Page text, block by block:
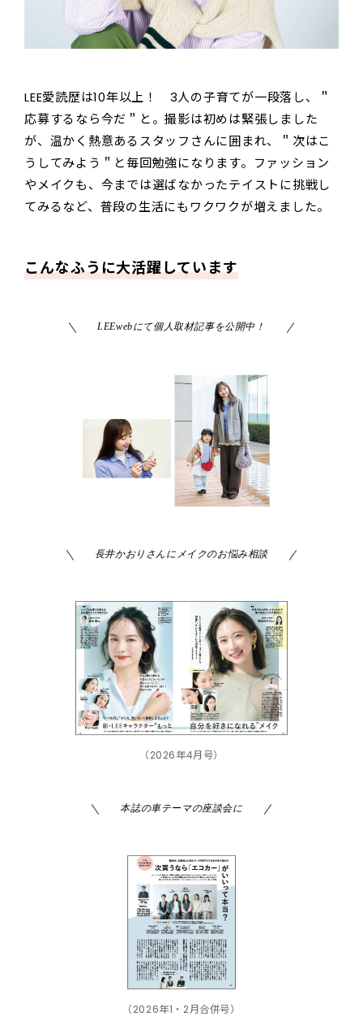
LEE愛読歴は10年以上！ 3人の子育てが一段落し、＂
応募するなら今だ＂と。撮影は初めは緊張しました
が、温かく熱意あるスタッフさんに囲まれ、＂次はこ
うしてみよう＂と毎回勉強になります。ファッション
やメイクも、今までは選ばなかったテイストに挑戦し
てみるなど、普段の生活にもワクワクが増えました。
こんなふうに大活躍しています
LEEwebにて個人取材記事を公開中！
長井かおりさんにメイクのお悩み相談
（2026年4月号）
本誌の車テーマの座談会に
（2026年1・2月合併号）